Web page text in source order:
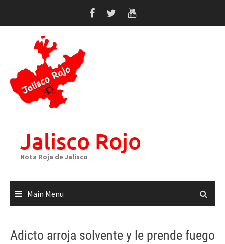
Jalisco Rojo
Nota Roja de Jalisco
Main Menu
Adicto arroja solvente y le prende fuego